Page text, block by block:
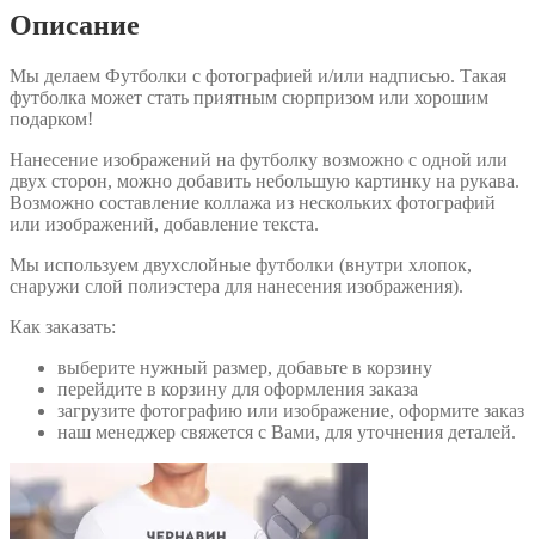
Описание
Мы делаем Футболки с фотографией и/или надписью. Такая
футболка может стать приятным сюрпризом или хорошим
подарком!
Нанесение изображений на футболку возможно с одной или
двух сторон, можно добавить небольшую картинку на рукава.
Возможно составление коллажа из нескольких фотографий
или изображений, добавление текста.
Мы используем двухслойные футболки (внутри хлопок,
снаружи слой полиэстера для нанесения изображения).
Как заказать:
выберите нужный размер, добавьте в корзину
перейдите в корзину для оформления заказа
загрузите фотографию или изображение, оформите заказ
наш менеджер свяжется с Вами, для уточнения деталей.